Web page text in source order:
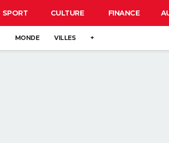
SPORT CULTURE FINANCE
MONDE VILLES +